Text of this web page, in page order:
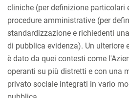
cliniche (per definizione particolari
procedure amministrative (per
standardizzazione e richiedenti
di pubblica evidenza). Un ulteriore
è dato da quei contesti come
operanti su più distretti e con una
privato sociale integrati in vario